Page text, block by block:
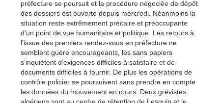
préfecture se poursuit et la procédure négociée de dépôt
des dossiers est ouverte depuis mercredi. Néanmoins la
situation reste extrêmement précaire et préoccupante
d’un point de vue humanitaire et politique. Les retours à
l’issue des premiers rendez-vous en préfecture ne
semblent guère encourageants, les sans papiers
s’inquiètent d’exigences difficiles à satisfaire et de
documents difficiles à fournir. De plus les opérations de
contrôle policier se poursuivent sans prendre en compte
les données du mouvement en cours. Deux grévistes